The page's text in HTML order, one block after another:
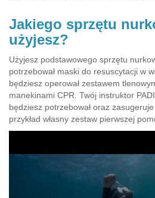
Jakiego sprzętu
użyjesz?
Użyjesz podstawowego sprzętu
potrzebował maski do resuscytacji w
będziesz operował zestawem
manekinami CPR. Twój instruktor
będziesz potrzebował oraz
przykład własny zestaw pierwszej